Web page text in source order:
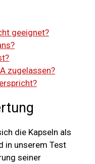
geeignet?
zugelassen?
die Kapseln als
in unserem Test
seiner